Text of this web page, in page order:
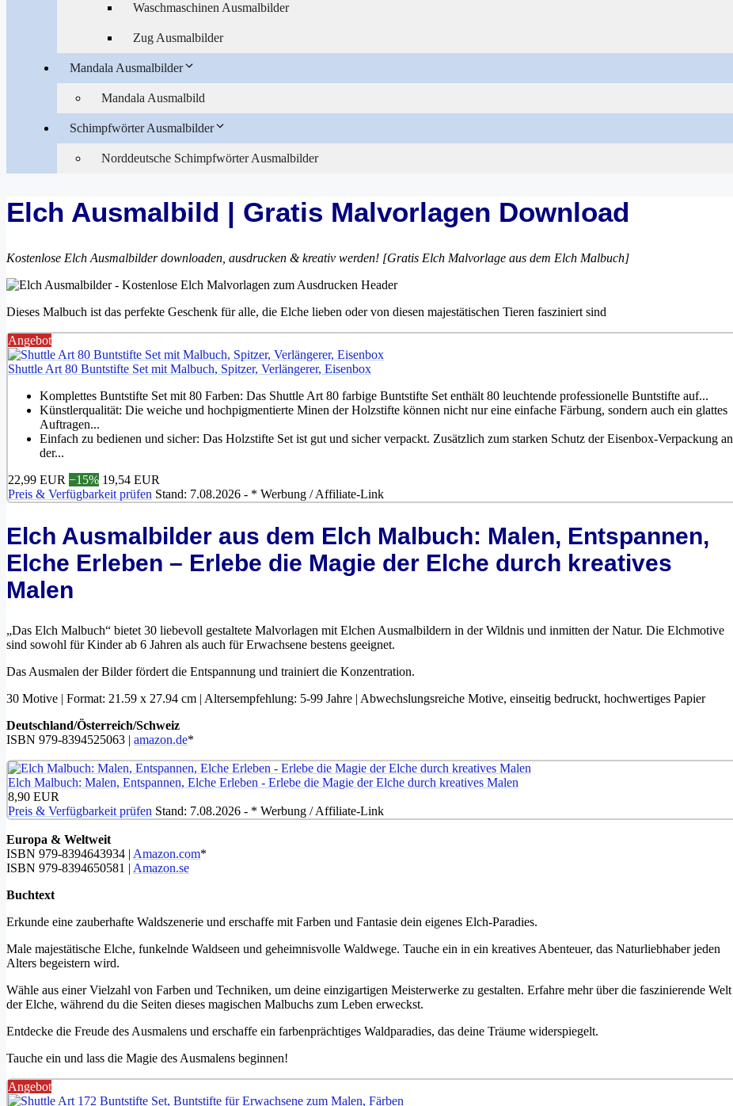
Waschmaschinen Ausmalbilder
Zug Ausmalbilder
Mandala Ausmalbilder
Mandala Ausmalbild
Schimpfwörter Ausmalbilder
Norddeutsche Schimpfwörter Ausmalbilder
Elch Ausmalbild | Gratis Malvorlagen Download
Kostenlose Elch Ausmalbilder downloaden, ausdrucken & kreativ werden! [Gratis Elch Malvorlage aus dem Elch Malbuch]
Dieses Malbuch ist das perfekte Geschenk für alle, die Elche lieben oder von diesen majestätischen Tieren fasziniert sind
Angebot
Shuttle Art 80 Buntstifte Set mit Malbuch, Spitzer, Verlängerer, Eisenbox
Komplettes Buntstifte Set mit 80 Farben: Das Shuttle Art 80 farbige Buntstifte Set enthält 80 leuchtende professionelle Buntstifte auf...
Künstlerqualität: Die weiche und hochpigmentierte Minen der Holzstifte können nicht nur eine einfache Färbung, sondern auch ein glattes
Auftragen...
Einfach zu bedienen und sicher: Das Holzstifte Set ist gut und sicher verpackt. Zusätzlich zum starken Schutz der Eisenbox-Verpackung an
der...
22,99 EUR −15% 19,54 EUR
Preis & Verfügbarkeit prüfen Stand: 7.08.2026 - * Werbung / Affiliate-Link
Elch Ausmalbilder aus dem Elch Malbuch: Malen, Entspannen,
Elche Erleben – Erlebe die Magie der Elche durch kreatives
Malen
„Das Elch Malbuch“ bietet 30 liebevoll gestaltete Malvorlagen mit Elchen Ausmalbildern in der Wildnis und inmitten der Natur. Die Elchmotive
sind sowohl für Kinder ab 6 Jahren als auch für Erwachsene bestens geeignet.
Das Ausmalen der Bilder fördert die Entspannung und trainiert die Konzentration.
30 Motive | Format: 21.59 x 27.94 cm | Altersempfehlung: 5-99 Jahre | Abwechslungsreiche Motive, einseitig bedruckt, hochwertiges Papier
Deutschland/Österreich/Schweiz
ISBN 979-8394525063 | amazon.de*
Elch Malbuch: Malen, Entspannen, Elche Erleben - Erlebe die Magie der Elche durch kreatives Malen
8,90 EUR
Preis & Verfügbarkeit prüfen Stand: 7.08.2026 - * Werbung / Affiliate-Link
Europa & Weltweit
ISBN 979-8394643934 | Amazon.com*
ISBN 979-8394650581 | Amazon.se
Buchtext
Erkunde eine zauberhafte Waldszenerie und erschaffe mit Farben und Fantasie dein eigenes Elch-Paradies.
Male majestätische Elche, funkelnde Waldseen und geheimnisvolle Waldwege. Tauche ein in ein kreatives Abenteuer, das Naturliebhaber jeden
Alters begeistern wird.
Wähle aus einer Vielzahl von Farben und Techniken, um deine einzigartigen Meisterwerke zu gestalten. Erfahre mehr über die faszinierende Welt
der Elche, während du die Seiten dieses magischen Malbuchs zum Leben erweckst.
Entdecke die Freude des Ausmalens und erschaffe ein farbenprächtiges Waldparadies, das deine Träume widerspiegelt.
Tauche ein und lass die Magie des Ausmalens beginnen!
Angebot